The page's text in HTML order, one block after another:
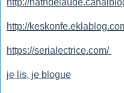
http://
http://
https://serialectrice.com/
je lis, je blogue